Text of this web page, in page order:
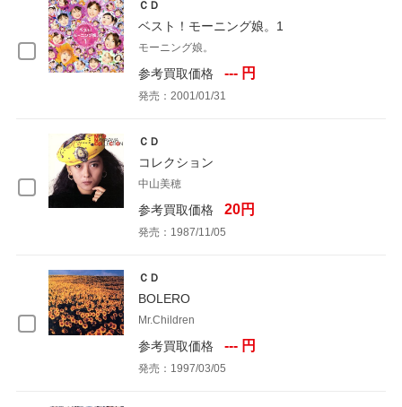
ＣＤ
ベスト！モーニング娘。1
モーニング娘。
参考買取価格 --- 円
発売：2001/01/31
ＣＤ
コレクション
中山美穂
参考買取価格 20円
発売：1987/11/05
ＣＤ
BOLERO
Mr.Children
参考買取価格 --- 円
発売：1997/03/05